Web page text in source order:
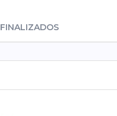
FINALIZADOS